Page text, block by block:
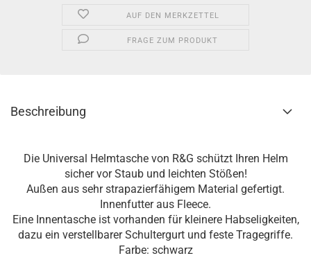
AUF DEN MERKZETTEL
FRAGE ZUM PRODUKT
Beschreibung
Die Universal Helmtasche von R&G schützt Ihren Helm
sicher vor Staub und leichten Stößen!
Außen aus sehr strapazierfähigem Material gefertigt.
Innenfutter aus Fleece.
Eine Innentasche ist vorhanden für kleinere Habseligkeiten,
dazu ein verstellbarer Schultergurt und feste Tragegriffe.
Farbe: schwarz